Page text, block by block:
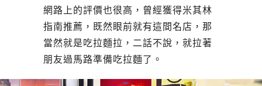
網路上的評價也很高，曾經獲得米其林
指南推薦，既然眼前就有這間名店，那
當然就是吃拉麵拉，二話不說，就拉著
朋友過馬路準備吃拉麵了。